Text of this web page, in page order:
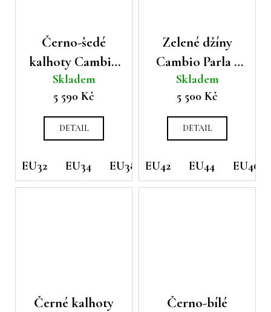
Černo-šedé
kalhoty Cambio
Francis se
vzorem
Skladem
5 590 Kč
DETAIL
EU32 EU34 EU38 EU40 EU44
Zelené džíny
Cambio Parla s
úzkými
nohavicemi a
krajkou
Skladem
5 500 Kč
DETAIL
EU42 EU44 EU46
Černé kalhoty
Černo-bílé